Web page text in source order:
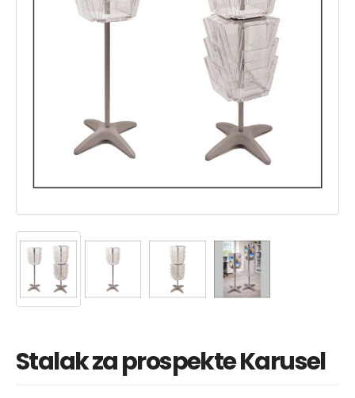
Stalak za prospekte Karusel